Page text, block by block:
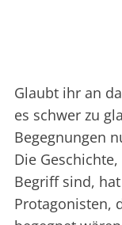
Glaubt ihr an
es schwer zu
Begegnungen
Die
Begriff sind,
Protagonisten,